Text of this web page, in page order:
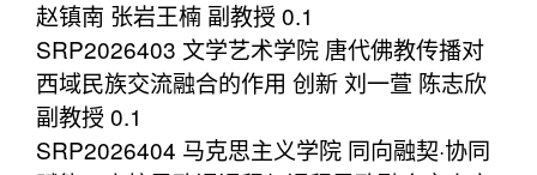
赵镇南 张岩王楠 副教授 0.1
SRP2026403 文学艺术学院 唐代佛教传播对
西域民族交流融合的作用 创新 刘一萱 陈志欣
副教授 0.1
SRP2026404 马克思主义学院 同向融契·协同